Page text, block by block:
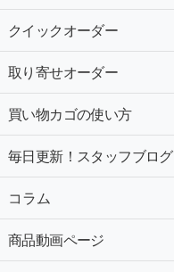
クイックオーダー
取り寄せオーダー
買い物カゴの使い方
毎日更新！スタッフブログ
コラム
商品動画ページ